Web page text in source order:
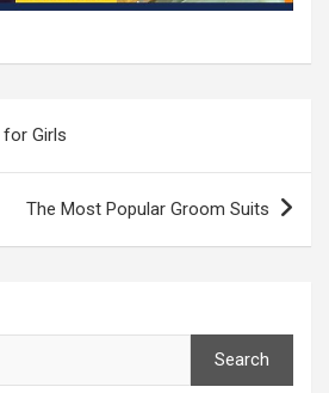
Girls
The Most Popular Groom Suits
Search